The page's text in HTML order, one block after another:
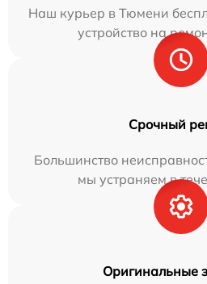
Наш курьер в Тюмени
устройство на
Срочный
Большинство
мы устраняем в
Оригинальные